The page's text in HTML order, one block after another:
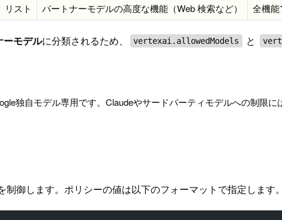
リスト パートナーモデルの高度な機能（Web 検索など） 全機能
ーモデルに分類されるため、 vertexai.allowedModels と
独自モデル専用です。Claudeやサードパーティモデルへの制限に
御します。ポリシーの値は以下のフォーマットで指定します